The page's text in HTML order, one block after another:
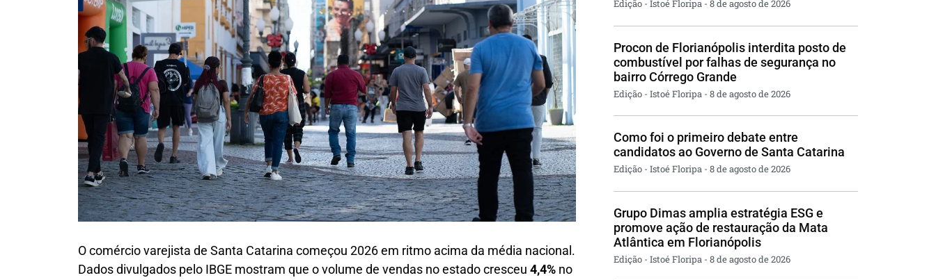
O comércio varejista de Santa Catarina começou 2026 em ritmo acima da média nacional.
Dados divulgados pelo IBGE mostram que o volume de vendas no estado cresceu 4,4% no
Edição - Istoé Floripa 8 de agosto de 2026
Procon de Florianópolis interdita posto de
combustível por falhas de segurança no
bairro Córrego Grande
Edição - Istoé Floripa 8 de agosto de 2026
Como foi o primeiro debate entre
candidatos ao Governo de Santa Catarina
Edição - Istoé Floripa 8 de agosto de 2026
Grupo Dimas amplia estratégia ESG e
promove ação de restauração da Mata
Atlântica em Florianópolis
Edição - Istoé Floripa 8 de agosto de 2026